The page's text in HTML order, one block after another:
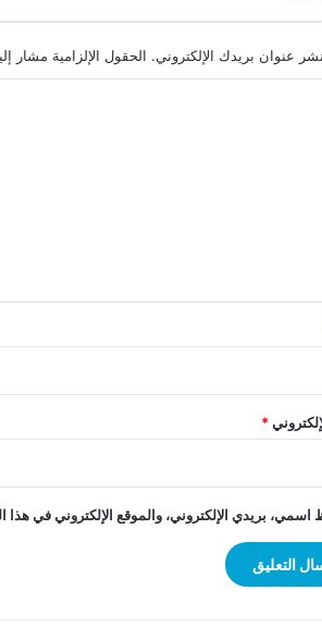
عنوان بريدك الإلكتروني. الحقول الإلزامية مشار
*
اسمي، بريدي الإلكتروني، والموقع الإلكتروني في هذا